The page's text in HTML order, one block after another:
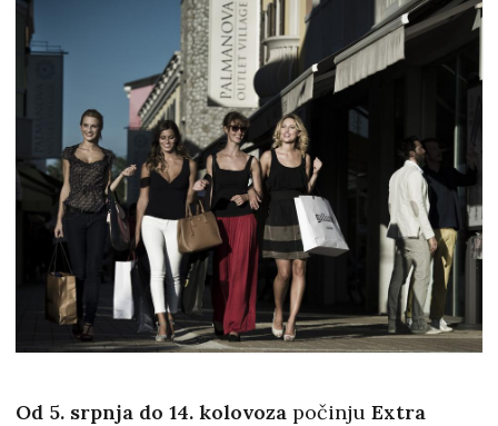
Od 5. srpnja do 14. kolovoza počinju Extra